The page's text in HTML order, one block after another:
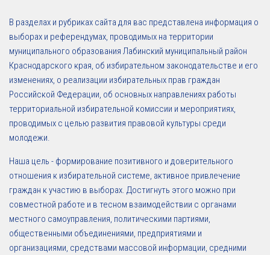
В разделах и рубриках сайта для вас представлена информация о
выборах и референдумах, проводимых на территории
муниципального образования Лабинский муниципальный район
Краснодарского края, об избирательном законодательстве и его
изменениях, о реализации избирательных прав граждан
Российской Федерации, об основных направлениях работы
территориальной избирательной комиссии и мероприятиях,
проводимых с целью развития правовой культуры среди
молодежи.
Наша цель - формирование позитивного и доверительного
отношения к избирательной системе, активное привлечение
граждан к участию в выборах. Достигнуть этого можно при
совместной работе и в тесном взаимодействии с органами
местного самоуправления, политическими партиями,
общественными объединениями, предприятиями и
организациями, средствами массовой информации, средними